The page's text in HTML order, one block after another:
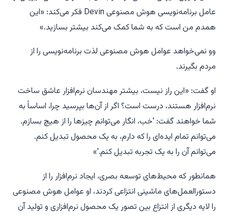
عامل برنامه‌نویسی هوش مصنوعی Devin فکر می‌کند: «این
همدم من است که به شما کمک می‌کند بیشتر بسازید.»
وو نمی‌خواهد عوامل هوش مصنوعی لذت برنامه‌نویسی را از
مردم بگیرند.
او گفت: «این راز نیست، بیشتر مهندسان نرم‌افزار عاشق ساخت
نرم‌افزار هستند، درست است؟ اگر از آن‌ها بپرسید چرا، اساساً به
شما خواهند گفت: 'خب، انگار می‌توانم چیزها را از هیچ بسازم.
می‌توانم تمام ایده‌ای را که دارم، به یک محصول تبدیل کنم.
می‌توانم آن را به یک تجربه تبدیل کنم.'»
همانطور که محیط‌های توسعه بصری، ایجاد نرم‌افزار را از
دستورالعمل‌های ماشینی انتزاعی کردند، او عوامل هوش مصنوعی
را لایه دیگری از انتزاع بین تصور یک محصول نرم‌افزاری و تولید آن